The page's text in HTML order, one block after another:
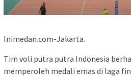
Inimedan.com-Jakarta.
Tim voli putra putra Indonesia
memperoleh medali emas di laga